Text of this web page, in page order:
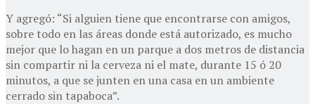
Y agregó: “Si alguien tiene que encontrarse con amigos,
sobre todo en las áreas donde está autorizado, es mucho
mejor que lo hagan en un parque a dos metros de distancia
sin compartir ni la cerveza ni el mate, durante 15 ó 20
minutos, a que se junten en una casa en un ambiente
cerrado sin tapaboca”.